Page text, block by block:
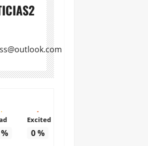
%
Excited
0%